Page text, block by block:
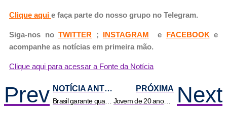
Clique aqui e faça parte do nosso grupo no Telegram.
Siga-nos no TWITTER ; INSTAGRAM e FACEBOOK e
acompanhe as notícias em primeira mão.
Clique aqui para acessar a Fonte da Notícia
Prev NOTÍCIA ANTERIOR PRÓXIMA
Jovem de 20 anos morre pisoteado por touro durante rodeio em MT Next